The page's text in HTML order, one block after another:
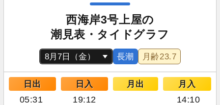
西海岸3号上屋の
潮見表・タイドグラフ
長潮 月齢23.7
日出 日入 月出 月入
05:31 19:12 14:10